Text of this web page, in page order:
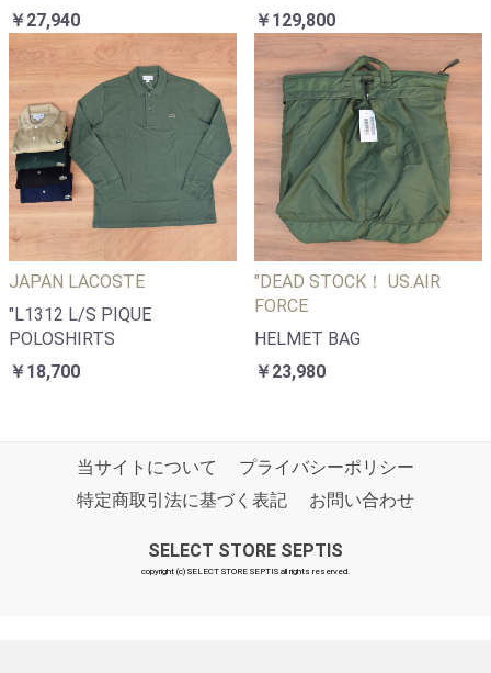
￥27,940
￥129,800
JAPAN LACOSTE
"L1312 L/S PIQUE
POLOSHIRTS
￥18,700
"DEAD STOCK！ US.AIR
FORCE
HELMET BAG
￥23,980
当サイトについて
プライバシーポリシー
特定商取引法に基づく表記
お問い合わせ
SELECT STORE SEPTIS
copyright (c) SELECT STORE SEPTIS all rights reserved.